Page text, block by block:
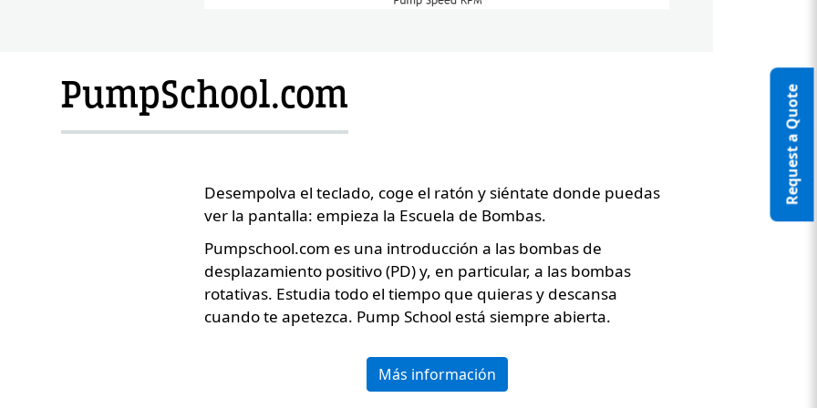
Request a Quote
PumpSchool.com
Custom Content Two
Desempolva el teclado, coge el ratón y siéntate donde puedas
ver la pantalla: empieza la Escuela de Bombas.
Pumpschool.com es una introducción a las bombas de
desplazamiento positivo (PD) y, en particular, a las bombas
rotativas. Estudia todo el tiempo que quieras y descansa
cuando te apetezca. Pump School está siempre abierta.
Más información